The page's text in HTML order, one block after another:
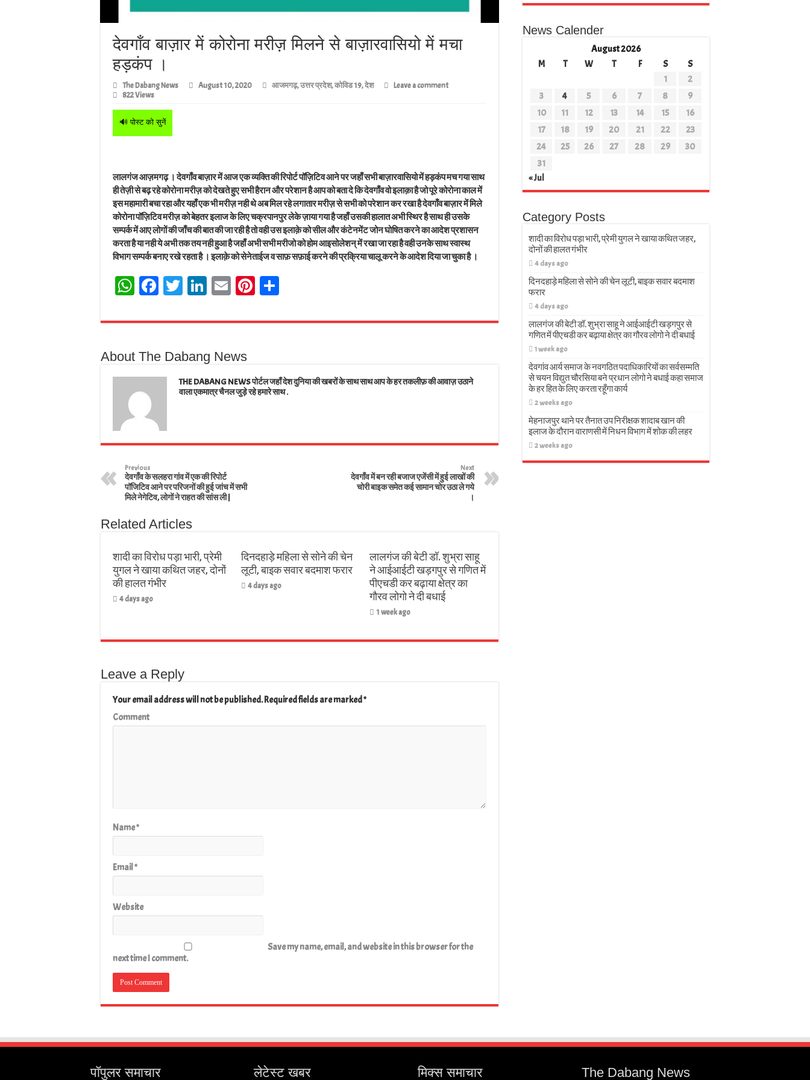
देवगाँव बाज़ार में कोरोना मरीज़ मिलने से बाज़ारवासियो में मचा
हड़कंप ।
The Dabang News August 10, 2020 आजमगढ़,उत्तर प्रदेश,कोविड 19,देश
Leave a comment
822 Views
🔊 पोस्ट को सुनें
लालगंज आज़मगढ़ । देवगाँव बाज़ार में आज एक व्यक्ति की रिपोर्ट पॉज़िटिव आने पर जहाँ सभी बाज़ारवासियो में हड़कंप मच गया साथ
ही तेज़ी से बढ़ रहे कोरोना मरीज़ को देखते हुए सभी हैरान और परेशान है आप को बता दे कि देवगाँव वो इलाक़ा है जो पूरे कोरोना काल में
इस महामारी बचा रहा और यहाँ एक भी मरीज़ नही थे अब मिल रहे लगातार मरीज़ से सभी को परेशान कर रखा है देवगाँव बाज़ार में मिले
कोरोना पॉज़िटिव मरीज़ को बेहतर इलाज के लिए चक्रपानपुर लेके ज़ाया गया है जहाँ उसकी हालात अभी स्थिर है साथ ही उसके
सम्पर्क में आए लोगों की जाँच की बात की जा रही है तो वही उस इलाक़े को सील और कंटेनमेंट जोन घोषित करने का आदेश प्रशासन
करता है या नही ये अभी तक तय नही हुआ है जहाँ अभी सभी मरीजो को होम आइसोलेशन् में रखा जा रहा है वही उनके साथ स्वास्थ
विभाग सम्पर्क बनाए रखे रहता है । इलाक़े को सेनेताईज व साफ़ सफ़ाई करने की प्रक्रिया चालू करने के आदेश दिया जा चुका है ।
W
ts
pp
Fa
bo
T
tt
Li
ed
E
ail
Pi
er e
About The Dabang News
THE DABANG NEWS पोर्टल जहाँ देश दुनिया की खबरों के साथ साथ आप के हर तकलीफ़ की आवाज़ उठाने
वाला एकमात्र चैनल जुड़े रहे हमारे साथ .
Previous
देवगाँव के सलहरा गांव में एक की रिपोर्ट
पॉजिटिव आने पर परिजनों की हुई जांच में सभी
मिले नेगेटिव, लोगों ने राहत की सांस ली |
Next
देवगाँव में बन रही बजाज एजेंसी में हुई लाखों की
चोरी बाइक समेत कई सामान चोर उठा ले गये
।
Related Articles
शादी का विरोध पड़ा भारी, प्रेमी
युगल ने खाया कथित जहर, दोनों
की हालत गंभीर
4 days ago
दिनदहाड़े महिला से सोने की चेन
लूटी, बाइक सवार बदमाश फरार
4 days ago
लालगंज की बेटी डॉ. शुभ्रा साहू
ने आईआईटी खड़गपुर से गणित में
पीएचडी कर बढ़ाया क्षेत्र का
गौरव लोगो ने दी बधाई
1 week ago
Leave a Reply
Your email address will not be published.Required fields are marked*
Comment
Name*
Email*
Website
Save my name, email, and website in this browser for the
next time I comment.
News Calender
August 2026
M
T W T F S
S
1
2
3
4 5 6 7 8
9
10
11 12 13 14 15
16
17
18 19 20 21 22
23
24
25 26 27 28 29
30
31
« Jul
Category Posts
शादी का विरोध पड़ा भारी, प्रेमी युगल ने खाया कथित जहर,
दोनों की हालत गंभीर
4 days ago
दिनदहाड़े महिला से सोने की चेन लूटी, बाइक सवार बदमाश
फरार
4 days ago
लालगंज की बेटी डॉ. शुभ्रा साहू ने आईआईटी खड़गपुर से
गणित में पीएचडी कर बढ़ाया क्षेत्र का गौरव लोगो ने दी बधाई
1 week ago
देवगांव आर्य समाज के नवगठित पदाधिकारियों का सर्वसम्मति
से चयन विद्युत चौरसिया बने प्रधान लोगो ने बधाई कहा समाज
के हर हित के लिए करता रहूँगा कार्य
2 weeks ago
मेहनाजपुर थाने पर तैनात उप निरीक्षक शादाब खान की
इलाज के दौरान वाराणसी में निधन विभाग में शोक की लहर
2 weeks ago
पॉपुलर समाचार लेटेस्ट खबर मिक्स समाचार The Dabang News